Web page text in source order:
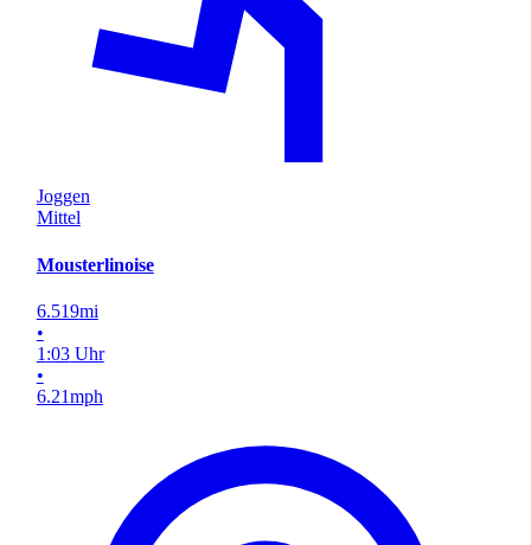
Joggen
Mittel
Mousterlinoise
6.519mi
•
1 :03Uhr
•
6.21mph